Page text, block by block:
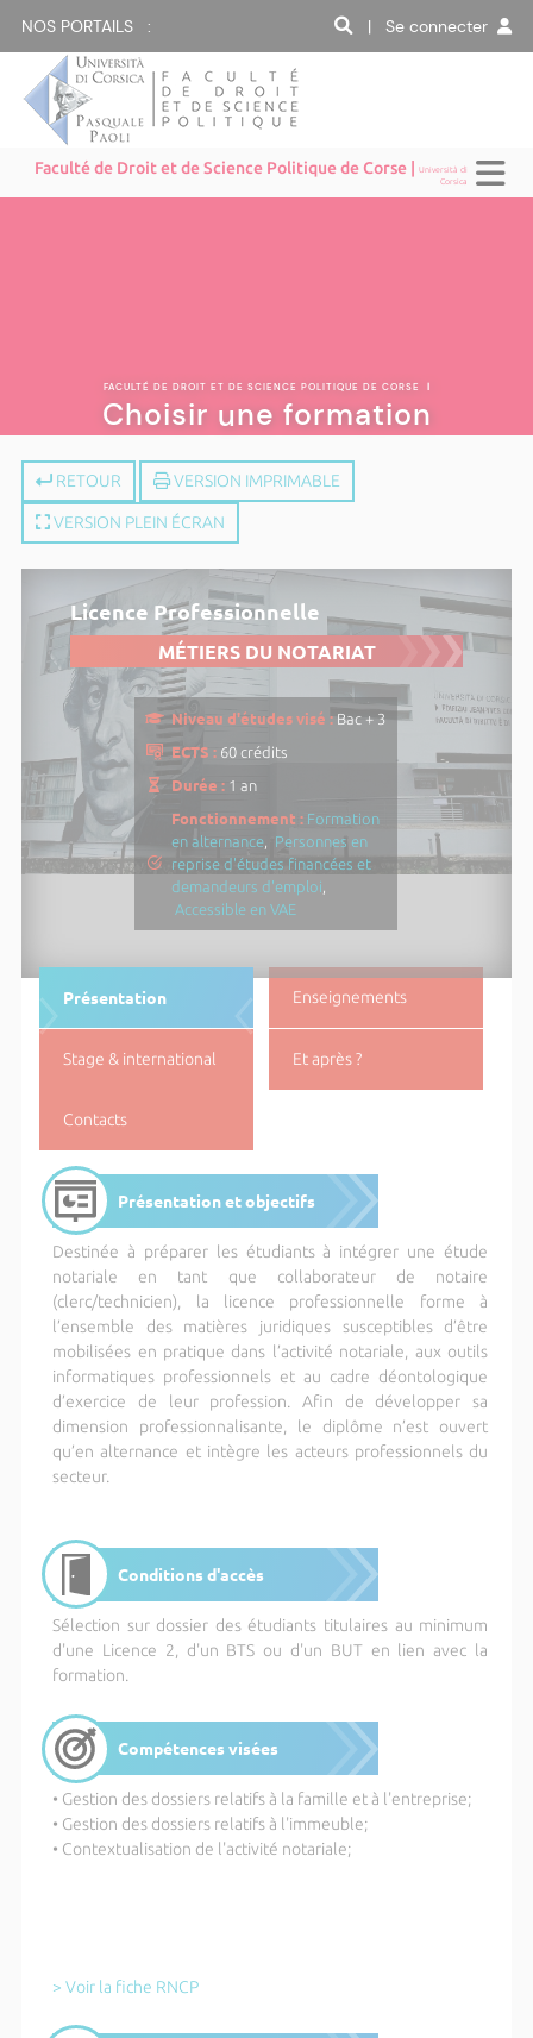
NOS PORTAILS : | Se connecter
Faculté de Droit et de Science Politique de Corse |Università di
Corsica
FACULTÉ DE DROIT ET DE SCIENCE POLITIQUE DE CORSE |
Choisir une formation
RETOUR VERSION IMPRIMABLE
VERSION PLEIN ÉCRAN
Licence Professionnelle
MÉTIERS DU NOTARIAT
Niveau d'études visé : Bac + 3
ECTS : 60 crédits
Durée : 1 an
Fonctionnement : Formation
en alternance
Personnes en
reprise d'études financées et
demandeurs d'emploi
Accessible en VAE
Présentation Enseignements
Stage & international Et après ?
Contacts
Présentation et objectifs
Destinée à préparer les étudiants à intégrer une étude
notariale en tant que collaborateur de notaire
(clerc/technicien), la licence professionnelle forme à
l’ensemble des matières juridiques susceptibles d’être
mobilisées en pratique dans l’activité notariale, aux outils
informatiques professionnels et au cadre déontologique
d’exercice de leur profession. Afin de développer sa
dimension professionnalisante, le diplôme n’est ouvert
qu’en alternance et intègre les acteurs professionnels du
secteur.
Conditions d'accès
Sélection sur dossier des étudiants titulaires au minimum
d'une Licence 2, d'un BTS ou d'un BUT en lien avec la
formation.
Compétences visées
• Gestion des dossiers relatifs à la famille et à l'entreprise;
• Gestion des dossiers relatifs à l'immeuble;
• Contextualisation de l'activité notariale;
> Voir la fiche RNCP